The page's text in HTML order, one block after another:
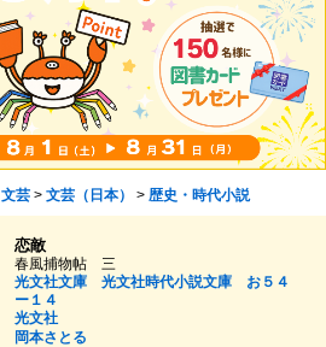
文芸> 文芸（日本） > 歴史・時代小説
恋敵
春風捕物帖 三
光文社文庫 光文社時代小説文庫 お５４
ー１４
光文社
岡本さとる